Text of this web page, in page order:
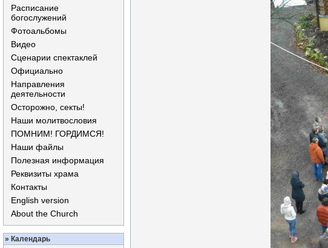
Расписание
богослужений
Фотоальбомы
Видео
Сценарии спектаклей
Официально
Направления
деятельности
Осторожно, секты!
Наши молитвословия
ПОМНИМ! ГОРДИМСЯ!
Наши файлы
Полезная информация
Реквизиты храма
Контакты
English version
About the Church
» Календарь